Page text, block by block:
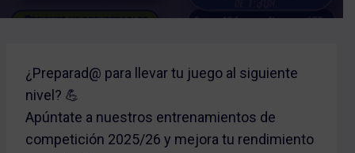
¿Preparad@ para llevar tu juego al siguiente
nivel? 💪
Apúntate a nuestros entrenamientos de
competición 2025/26 y mejora tu rendimiento